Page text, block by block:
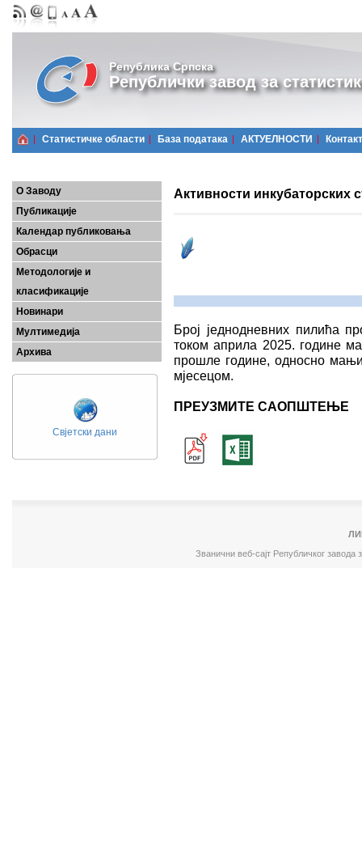
Република Српска
Републички завод за
Статистичке области Базa података АКТУЕЛНОСТИ Контакт
О Заводу
Публикације
Календар публиковања
Обрасци
Методологије и
класификације
Новинари
Мултимедија
Архива
Свјетски дани
Активности инкубаторских
Број једнодневних пилића
током априла 2025. године
прошле године, односно
мјесецом.
ПРЕУЗМИТЕ САОПШТЕЊЕ
Званични веб-сајт Републичког